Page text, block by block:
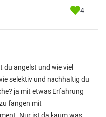
4
du angelst und wie viel
selektiv und nachhaltig du
ja mit etwas Erfahrung
fangen mit
Nur ist da kaum was